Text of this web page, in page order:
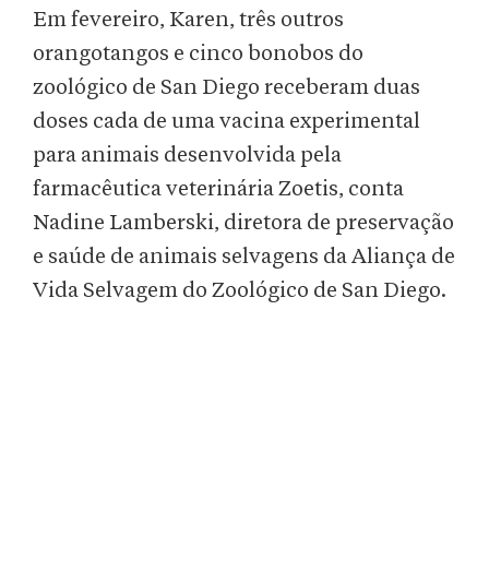
Em fevereiro, Karen, três outros
orangotangos e cinco bonobos do
zoológico de San Diego receberam duas
doses cada de uma vacina experimental
para animais desenvolvida pela
farmacêutica veterinária Zoetis, conta
Nadine Lamberski, diretora de preservação
e saúde de animais selvagens da Aliança de
Vida Selvagem do Zoológico de San Diego.